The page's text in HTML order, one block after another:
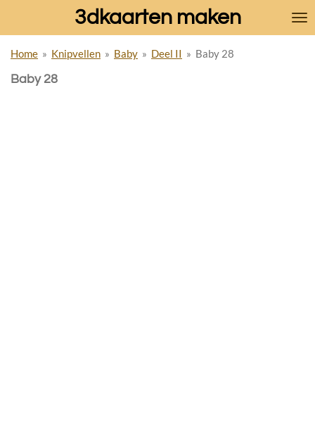
de
hoofdinhoud
3dkaarten maken
Home » Knipvellen » Baby » Deel II » Baby 28
Baby 28